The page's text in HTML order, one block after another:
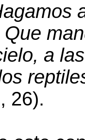
a
26).